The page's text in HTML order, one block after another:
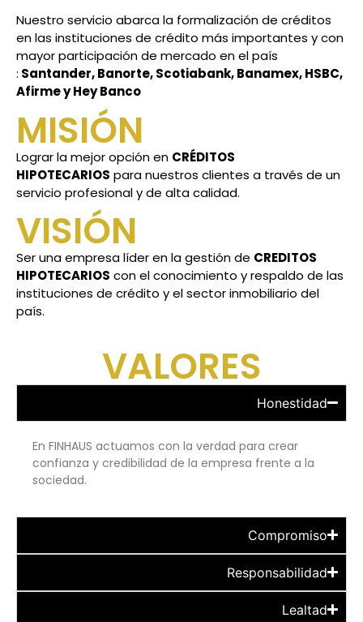
Nuestro servicio abarca la formalización de créditos
en las instituciones de crédito más importantes y con
mayor participación de mercado en el país
: Santander, Banorte, Scotiabank, Banamex, HSBC,
Afirme y Hey Banco
MISIÓN
Lograr la mejor opción en CRÉDITOS
HIPOTECARIOS para nuestros clientes a través de un
servicio profesional y de alta calidad.
VISIÓN
Ser una empresa líder en la gestión de CREDITOS
HIPOTECARIOS con el conocimiento y respaldo de las
instituciones de crédito y el sector inmobiliario del
país.
VALORES
Honestidad
En FINHAUS actuamos con la verdad para crear
confianza y credibilidad de la empresa frente a la
sociedad.
Compromiso
Responsabilidad
Lealtad